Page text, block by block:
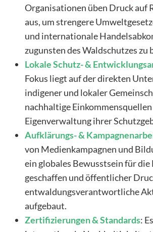
Organisationen üben Druck auf
aus, um strengere
und internationale
zugunsten des Waldschutzes zu
LokaleSchutz- &
Fokus liegt auf der direkten
indigener und lokaler
nachhaltige
Eigenverwaltung ihrer
Aufklärungs- &
von Medienkampagnen und
ein globales Bewusstsein für die
geschaffen und öffentlicher
entwaldungsverantwortliche
aufgebaut.
Zertifizierungen& Standards: